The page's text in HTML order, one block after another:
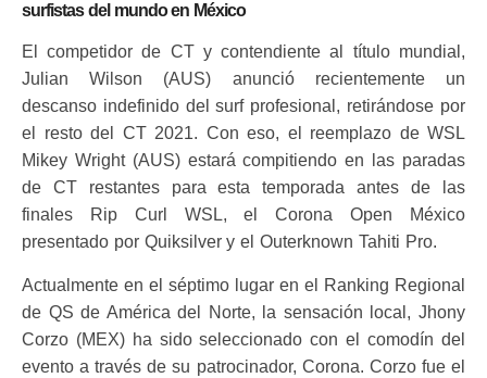
surfistas del mundo en México
El competidor de CT y contendiente al título mundial,
Julian Wilson (AUS) anunció recientemente un
descanso indefinido del surf profesional, retirándose por
el resto del CT 2021. Con eso, el reemplazo de WSL
Mikey Wright (AUS) estará compitiendo en las paradas
de CT restantes para esta temporada antes de las
finales Rip Curl WSL, el Corona Open México
presentado por Quiksilver y el Outerknown Tahiti Pro.
Actualmente en el séptimo lugar en el Ranking Regional
de QS de América del Norte, la sensación local, Jhony
Corzo (MEX) ha sido seleccionado con el comodín del
evento a través de su patrocinador, Corona. Corzo fue el